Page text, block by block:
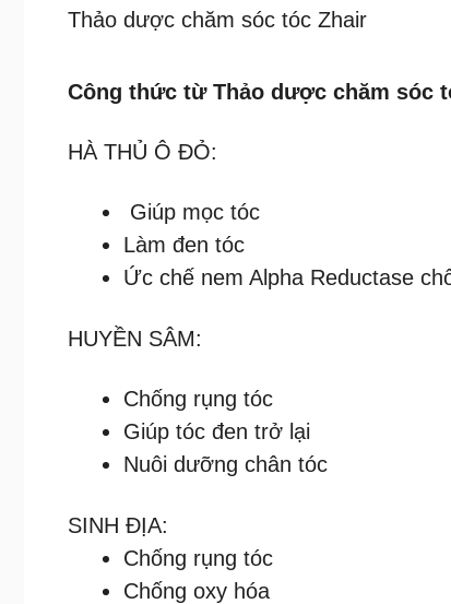
Thảo dược chăm sóc tóc Zhair
Công thức từ Thảo dược chăm sóc
HÀ THỦ Ô ĐỎ:
Giúp mọc tóc
Làm đen tóc
Ức chế nem Alpha Reductase
HUYỀN SÂM:
Chống rụng tóc
Giúp tóc đen trở lại
Nuôi dưỡng chân tóc
SINH ĐỊA:
Chống rụng tóc
Chống oxy hóa